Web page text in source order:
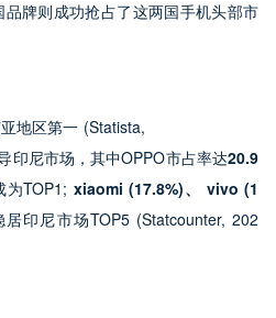
牌则成功抢占了这两国手机头部市
地区第一 (Statista,
印尼市场，其中OPPO市占率达20.9
为TOP1; xiaomi (17.8%)、 vivo (1
印尼市场TOP5 (Statcounter, 202